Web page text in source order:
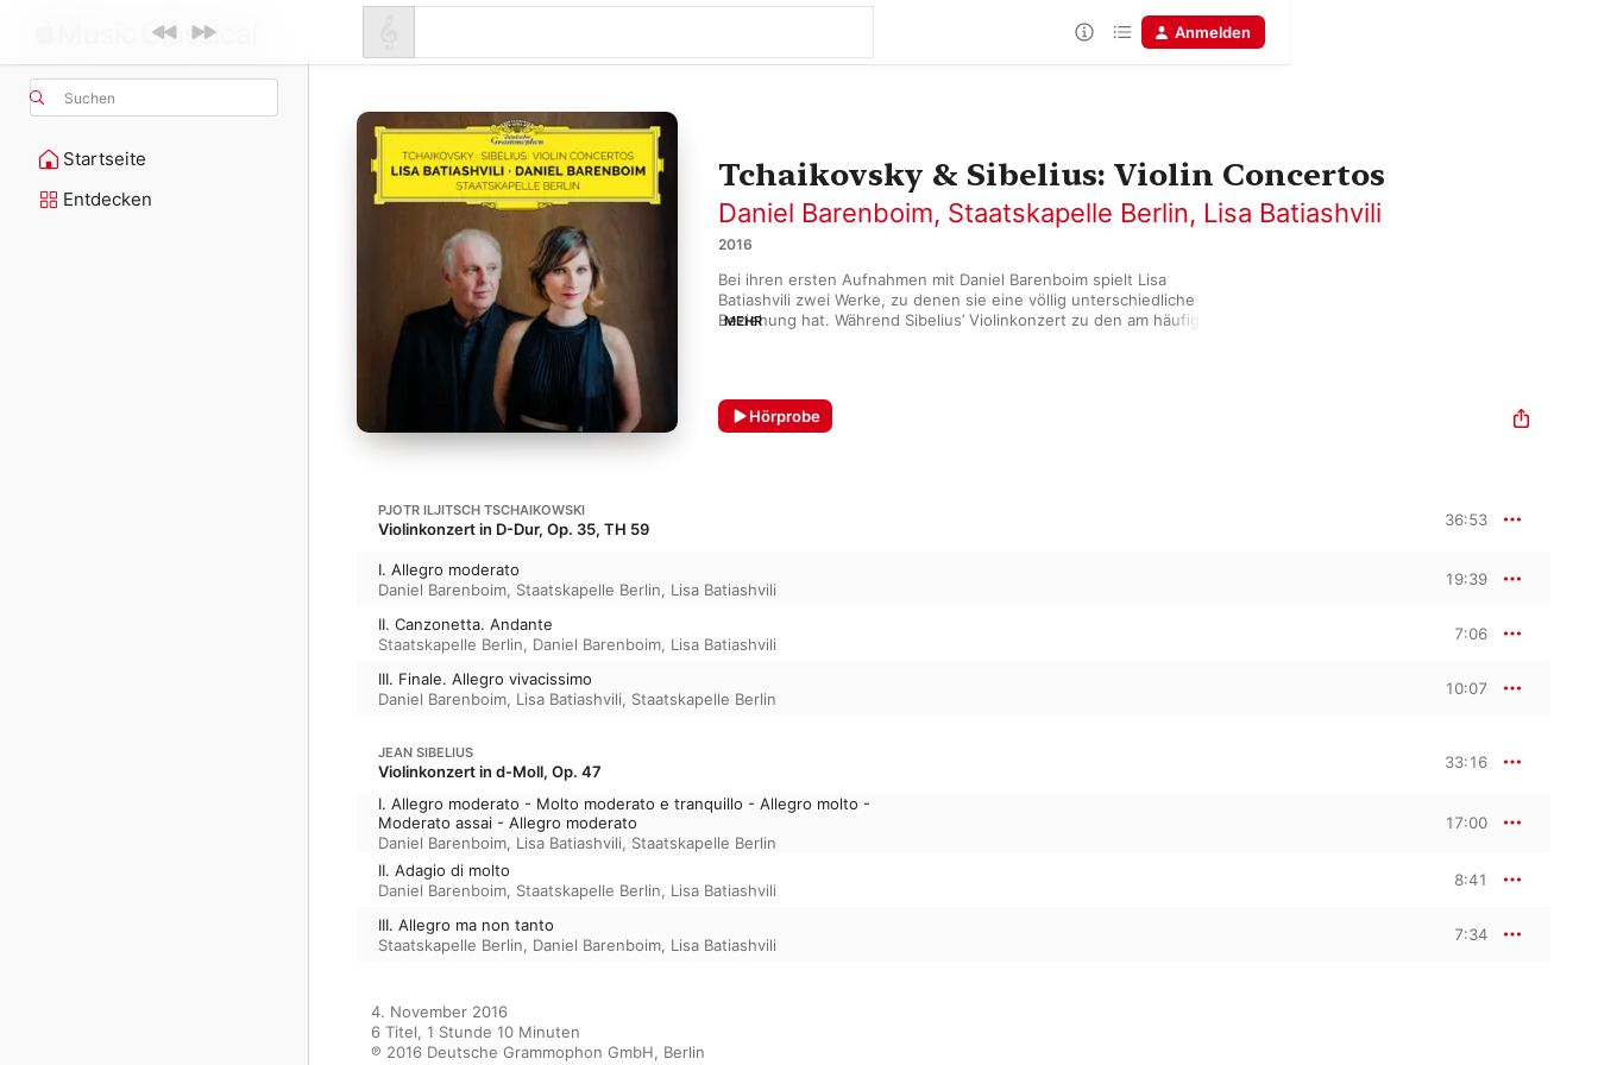
Suchen
Startseite
Entdecken
Anmelden
Tchaikovsky & Sibelius: Violin Concertos
Daniel Barenboim, Staatskapelle Berlin, Lisa Batiashvili
2016
Bei ihren ersten Aufnahmen mit Daniel Barenboim spielt Lisa
Batiashvili zwei Werke, zu denen sie eine völlig unterschiedliche
Beziehung hat. Während Sibelius’ Violinkonzert zu den am häufigsten
MEHR
Hörprobe
PJOTR ILJITSCH TSCHAIKOWSKI
Violinkonzert in D-Dur, Op. 35, TH 59 36:53
I. Allegro moderato
Daniel Barenboim, Staatskapelle Berlin, Lisa Batiashvili
19:39
II. Canzonetta. Andante
Staatskapelle Berlin, Daniel Barenboim, Lisa Batiashvili
7:06
III. Finale. Allegro vivacissimo
Daniel Barenboim, Lisa Batiashvili, Staatskapelle Berlin
10:07
JEAN SIBELIUS
Violinkonzert in d-Moll, Op. 47 33:16
I. Allegro moderato - Molto moderato e tranquillo - Allegro molto -
Moderato assai - Allegro moderato
Daniel Barenboim, Lisa Batiashvili, Staatskapelle Berlin
17:00
II. Adagio di molto
Daniel Barenboim, Staatskapelle Berlin, Lisa Batiashvili
8:41
III. Allegro ma non tanto
Staatskapelle Berlin, Daniel Barenboim, Lisa Batiashvili
7:34
4. November 2016
6 Titel, 1 Stunde 10 Minuten
℗ 2016 Deutsche Grammophon GmbH, Berlin